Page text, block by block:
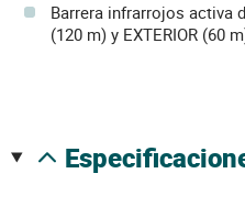
Barrera infrarrojos activa
(120 m) y EXTERIOR (60